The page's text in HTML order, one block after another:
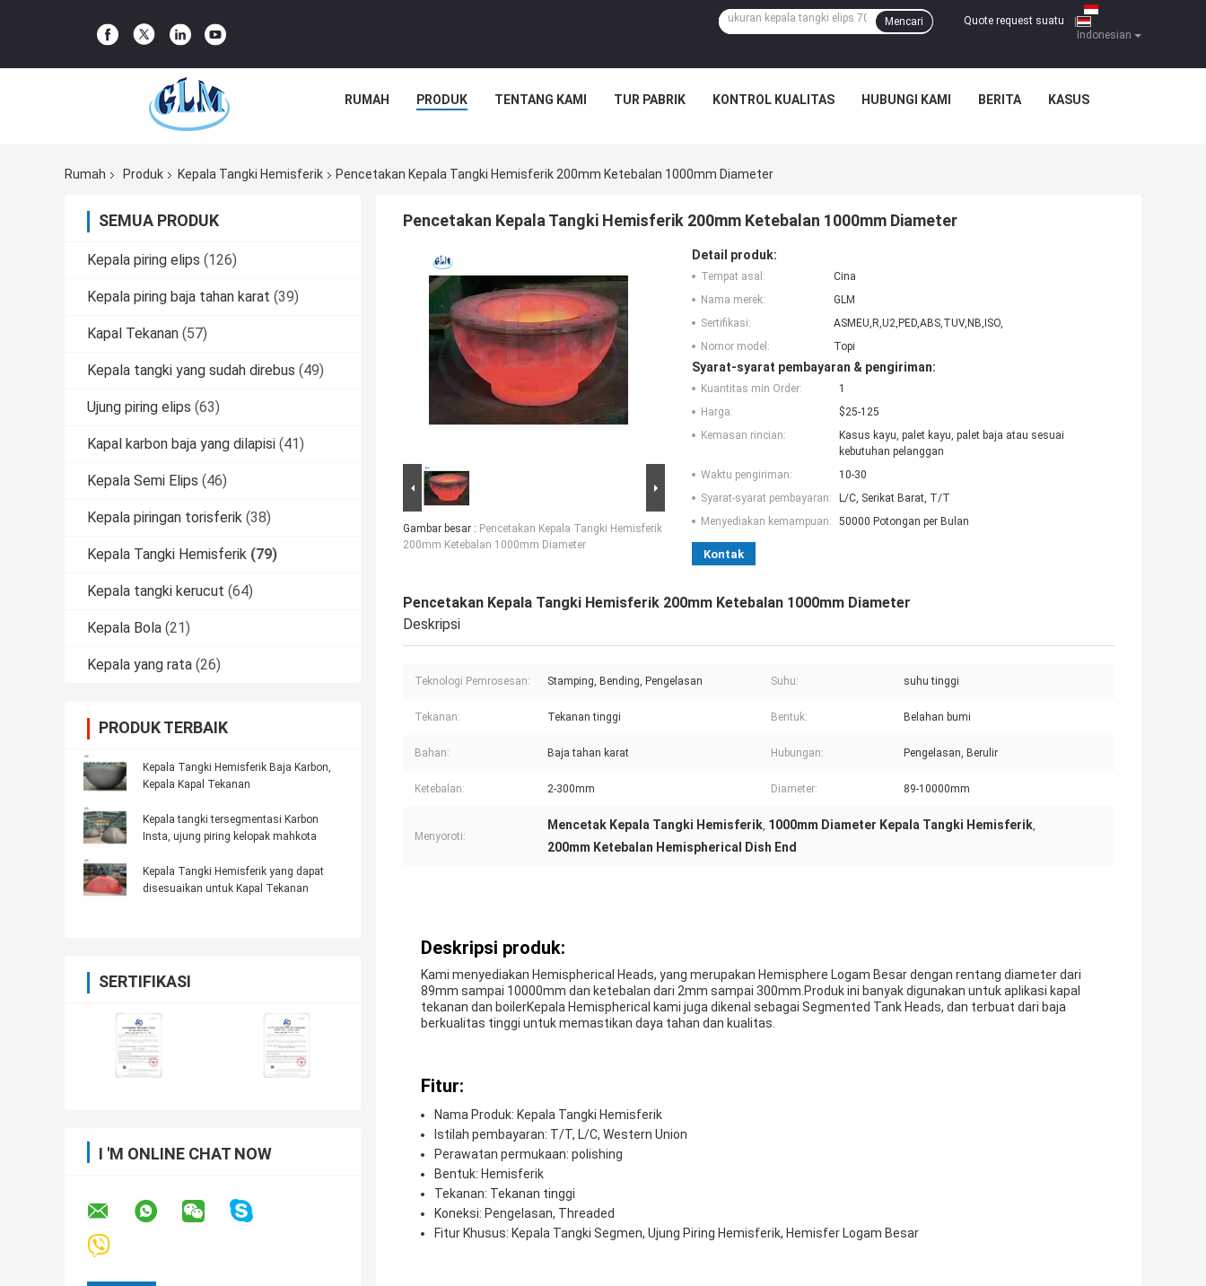
Indonesian
Quote request suatu
Mencari
RUMAH PRODUK TENTANG KAMI TUR PABRIK KONTROL KUALITAS HUBUNGI KAMI BERITA KASUS
Rumah Produk Kepala Tangki Hemisferik Pencetakan Kepala Tangki Hemisferik 200mm Ketebalan 1000mm Diameter
SEMUA PRODUK
Kepala piring elips (126)
Kepala piring baja tahan karat (39)
Kapal Tekanan (57)
Kepala tangki yang sudah direbus (49)
Ujung piring elips (63)
Kapal karbon baja yang dilapisi (41)
Kepala Semi Elips (46)
Kepala piringan torisferik (38)
Kepala Tangki Hemisferik (79)
Kepala tangki kerucut (64)
Kepala Bola (21)
Kepala yang rata (26)
PRODUK TERBAIK
Kepala Tangki Hemisferik Baja Karbon,
Kepala Kapal Tekanan
Kepala tangki tersegmentasi Karbon
Insta, ujung piring kelopak mahkota
Kepala Tangki Hemisferik yang dapat
disesuaikan untuk Kapal Tekanan
SERTIFIKASI
I 'M ONLINE CHAT NOW
Pencetakan Kepala Tangki Hemisferik 200mm Ketebalan 1000mm Diameter
Gambar besar : Pencetakan Kepala Tangki Hemisferik
200mm Ketebalan 1000mm Diameter
Detail produk:
Tempat asal:
Cina
Nama merek:
GLM
Sertifikasi:
ASMEU,R,U2,PED,ABS,TUV,NB,ISO,
Nomor model:
Topi
Syarat-syarat pembayaran & pengiriman:
Kuantitas min Order:
1
Harga:
$25-125
Kemasan rincian:
Kasus kayu, palet kayu, palet baja atau sesuai
kebutuhan pelanggan
Waktu pengiriman:
10-30
Syarat-syarat pembayaran:
L/C, Serikat Barat, T/T
Menyediakan kemampuan:
50000 Potongan per Bulan
Kontak
Pencetakan Kepala Tangki Hemisferik 200mm Ketebalan 1000mm Diameter
Deskripsi
Teknologi Pemrosesan: Stamping, Bending, Pengelasan Suhu: suhu tinggi
Tekanan: Tekanan tinggi Bentuk: Belahan bumi
Bahan: Baja tahan karat Hubungan: Pengelasan, Berulir
Ketebalan: 2-300mm Diameter: 89-10000mm
Menyoroti:
Mencetak Kepala Tangki Hemisferik, 1000mm Diameter Kepala Tangki Hemisferik,
200mm Ketebalan Hemispherical Dish End
Deskripsi produk:
Kami menyediakan Hemispherical Heads, yang merupakan Hemisphere Logam Besar dengan rentang diameter dari
89mm sampai 10000mm dan ketebalan dari 2mm sampai 300mm.Produk ini banyak digunakan untuk aplikasi kapal
tekanan dan boilerKepala Hemispherical kami juga dikenal sebagai Segmented Tank Heads, dan terbuat dari baja
berkualitas tinggi untuk memastikan daya tahan dan kualitas.
Fitur:
Nama Produk: Kepala Tangki Hemisferik
Istilah pembayaran: T/T, L/C, Western Union
Perawatan permukaan: polishing
Bentuk: Hemisferik
Tekanan: Tekanan tinggi
Koneksi: Pengelasan, Threaded
Fitur Khusus: Kepala Tangki Segmen, Ujung Piring Hemisferik, Hemisfer Logam Besar